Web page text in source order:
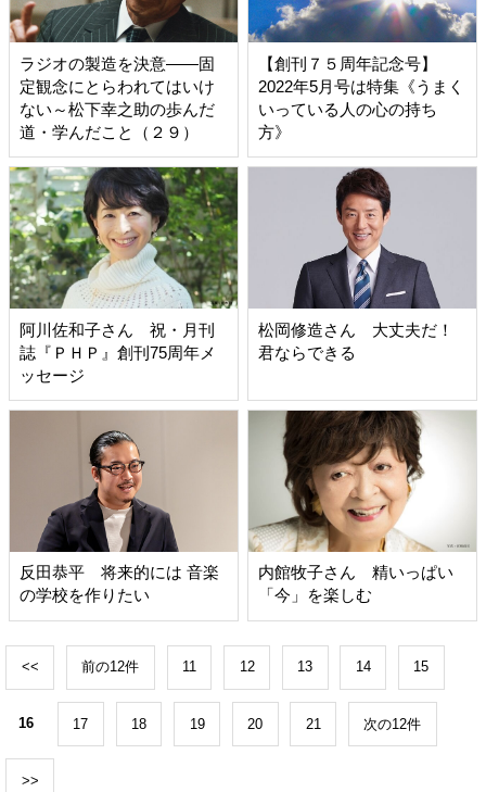
ラジオの製造を決意――固
定観念にとらわれてはいけ
ない～松下幸之助の歩んだ
道・学んだこと（２９）
【創刊７５周年記念号】
2022年5月号は特集《うまく
いっている人の心の持ち
方》
阿川佐和子さん 祝・月刊
誌『ＰＨＰ』創刊75周年メ
ッセージ
松岡修造さん 大丈夫だ！
君ならできる
反田恭平 将来的には 音楽
の学校を作りたい
内館牧子さん 精いっぱい
「今」を楽しむ
<< 前の12件 11 12 13 14 15
16 17 18 19 20 21 次の12件
>>